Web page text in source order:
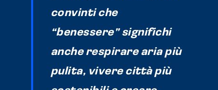
convinti che
“benessere” significhi
anche respirare aria più
pulita, vivere città più